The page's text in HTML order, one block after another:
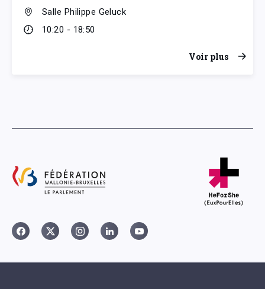
Salle Philippe Geluck
10:20 - 18:50
Voir plus